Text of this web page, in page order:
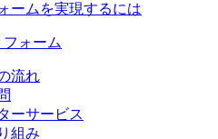
ームを実現するには
ォーム
流れ
ーサービス
組み